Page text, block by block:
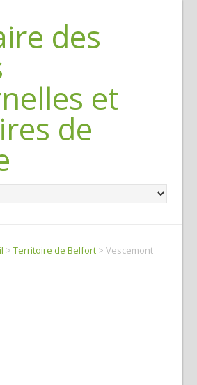
des
et
de
> Territoire de Belfort> Vescemont